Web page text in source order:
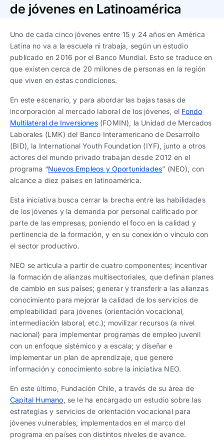
Trabaja con nosotros
Ver todo
Español|English
Ver todas
Español
Ver todas
Español
progresivos de gestión
Ver todos
Español|English
Español|English
Español|English
de jóvenes en Latinoamérica
Uno de cada cinco jóvenes entre 15 y 24 años en América
Latina no va a la escuela ni trabaja, según un estudio
publicado en 2016 por el Banco Mundial. Esto se traduce en
que existen cerca de 20 millones de personas en la región
que viven en estas condiciones.
En este escenario, y para abordar las bajas tasas de
incorporación al mercado laboral de los jóvenes, el Fondo
Multilateral de Inversiones(FOMIN), la Unidad de Mercados
Laborales (LMK) del Banco Interamericano de Desarrollo
(BID), la International Youth Foundation (IYF), junto a otros
actores del mundo privado trabajan desde 2012 en el
programa “Nuevos Empleos y Oportunidades” (NEO), con
alcance a diez países en latinoamérica.
Esta iniciativa busca cerrar la brecha entre las habilidades
de los jóvenes y la demanda por personal calificado por
parte de las empresas, poniendo el foco en la calidad y
pertinencia de la formación, y en su conexión o vínculo con
el sector productivo.
NEO se articula a partir de cuatro componentes; incentivar
la formación de alianzas multisectoriales, que definan planes
de cambio en sus países; generar y transferir a las alianzas
conocimiento para mejorar la calidad de los servicios de
empleabilidad para jóvenes (orientación vocacional,
intermediación laboral, etc.); movilizar recursos (a nivel
nacional) para implementar programas de empleo juvenil
con un enfoque sistémico y a escala; y diseñar e
implementar un plan de aprendizaje, que genere
información y conocimiento sobre la iniciativa NEO.
En este último, Fundación Chile, a través de su área de
Capital Humano, se le ha encargado un estudio sobre las
estrategias y servicios de orientación vocacional para
jóvenes vulnerables, implementados en el marco del
programa en países con distintos niveles de avance.